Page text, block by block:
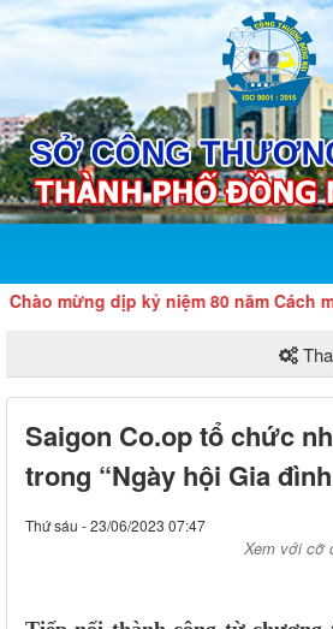
dịp kỷ niệm 80 năm Cách mạng
Saigon Co.op tổ chức
trong “Ngày hội Gia
Thứ sáu - 23/06/2023 07:47
Xem với cỡ